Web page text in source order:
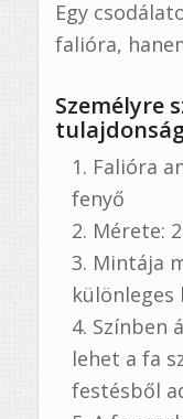
Egy
falióra,
Személyre
Falióra
fenyő
Mérete:
Mintája
különleges
Színben
lehet a fa
festésből